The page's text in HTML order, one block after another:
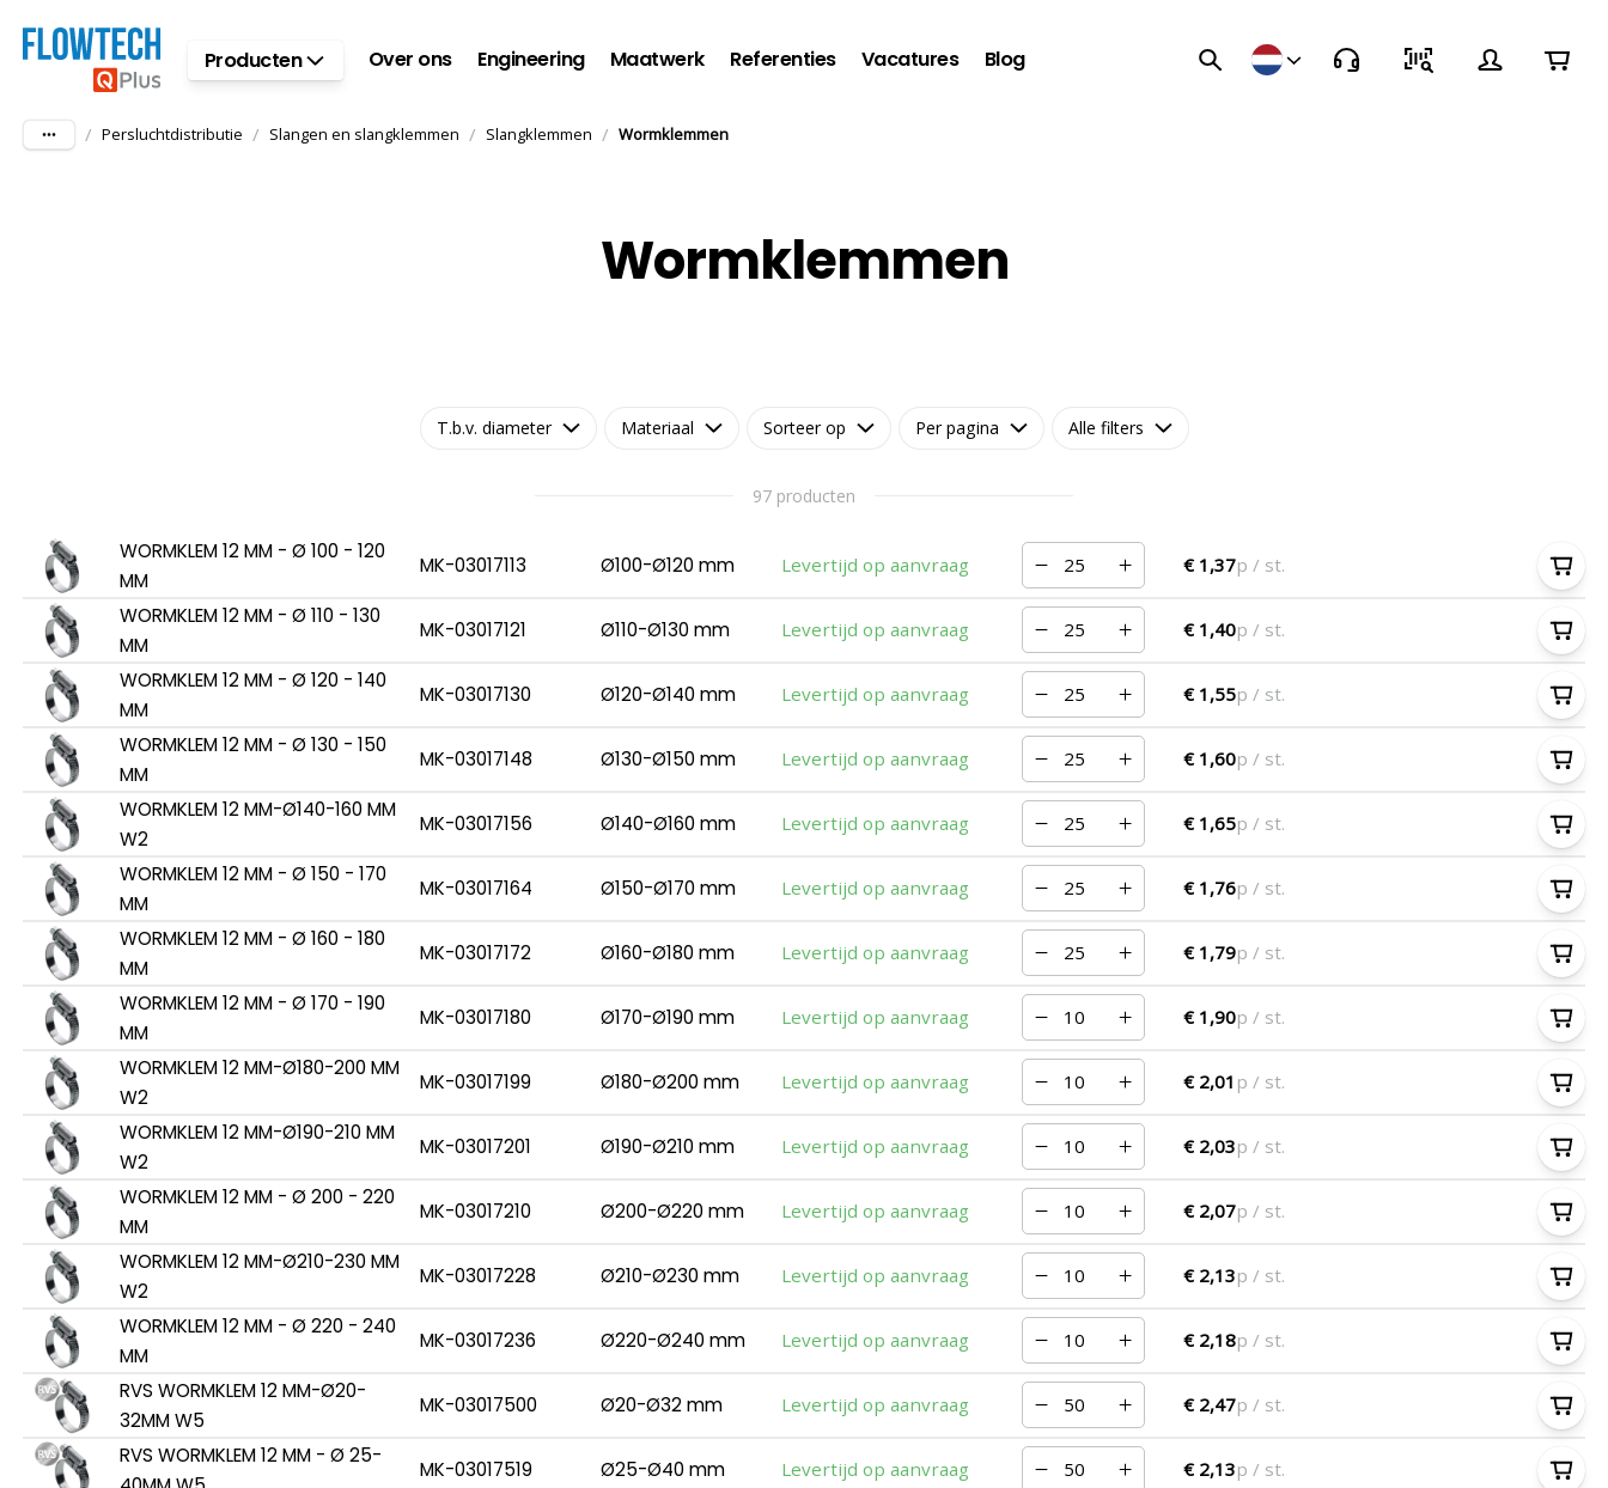
Ga naar hoofdinhoudProducten Over ons Engineering Maatwerk Referenties Vacatures Blog
/ Persluchtdistributie / Slangen en slangklemmen / Slangklemmen / Wormklemmen
Wormklemmen
T.b.v. diameter Materiaal Sorteer op Per pagina Alle filters
97 producten
WORMKLEM 12 MM - Ø 100 - 120
MM
MK-03017113 Ø100-Ø120 mm Levertijd op aanvraag € 1,37p / st.
WORMKLEM 12 MM - Ø 110 - 130
MM
MK-03017121 Ø110-Ø130 mm Levertijd op aanvraag € 1,40p / st.
WORMKLEM 12 MM - Ø 120 - 140
MM
MK-03017130 Ø120-Ø140 mm Levertijd op aanvraag € 1,55p / st.
WORMKLEM 12 MM - Ø 130 - 150
MM
MK-03017148 Ø130-Ø150 mm Levertijd op aanvraag € 1,60p / st.
WORMKLEM 12 MM-Ø140-160 MM
W2
MK-03017156 Ø140-Ø160 mm Levertijd op aanvraag € 1,65p / st.
WORMKLEM 12 MM - Ø 150 - 170
MM
MK-03017164 Ø150-Ø170 mm Levertijd op aanvraag € 1,76p / st.
WORMKLEM 12 MM - Ø 160 - 180
MM
MK-03017172 Ø160-Ø180 mm Levertijd op aanvraag € 1,79p / st.
WORMKLEM 12 MM - Ø 170 - 190
MM
MK-03017180 Ø170-Ø190 mm Levertijd op aanvraag € 1,90p / st.
WORMKLEM 12 MM-Ø180-200 MM
W2
MK-03017199 Ø180-Ø200 mm Levertijd op aanvraag € 2,01 p / st.
WORMKLEM 12 MM-Ø190-210 MM
W2
MK-03017201 Ø190-Ø210 mm Levertijd op aanvraag € 2,03p / st.
WORMKLEM 12 MM - Ø 200 - 220
MM
MK-03017210 Ø200-Ø220 mm Levertijd op aanvraag € 2,07p / st.
WORMKLEM 12 MM-Ø210-230 MM
W2
MK-03017228 Ø210-Ø230 mm Levertijd op aanvraag € 2,13p / st.
WORMKLEM 12 MM - Ø 220 - 240
MM
MK-03017236 Ø220-Ø240 mm Levertijd op aanvraag € 2,18p / st.
RVS WORMKLEM 12 MM-Ø20-
32MM W5
MK-03017500 Ø20-Ø32 mm Levertijd op aanvraag € 2,47p / st.
RVS WORMKLEM 12 MM - Ø 25-
MK-03017519 Ø25-Ø40 mm Levertijd op aanvraag € 2,13p / st.